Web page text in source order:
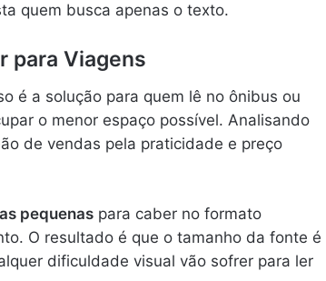
quem busca apenas o texto.
para Viagens
é a solução para quem lê no ônibus ou
o menor espaço possível. Analisando
de vendas pela praticidade e preço
pequenas para caber no formato
O resultado é que o tamanho da fonte é
dificuldade visual vão sofrer para ler